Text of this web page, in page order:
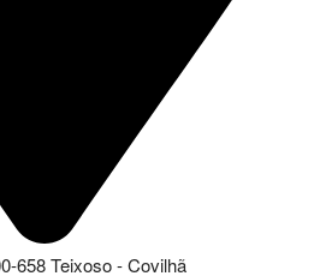
658 Teixoso - Covilhã